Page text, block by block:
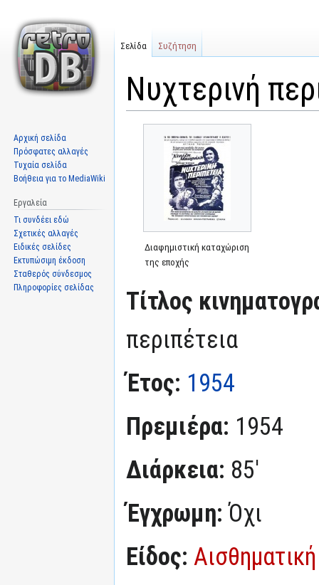
Νυχτερινή
Διαφημιστική καταχώριση
της εποχής
Τίτλος
περιπέτεια
Έτος: 1954
Πρεμιέρα: 1954
Διάρκεια: 85'
Έγχρωμη:Όχι
Είδος: Αισθηματική
Σελίδα Συζήτηση
Αρχική σελίδα
Πρόσφατες αλλαγές
Τυχαία σελίδα
Βοήθεια για το MediaWiki
Εργαλεία
Τι συνδέει εδώ
Σχετικές αλλαγές
Ειδικές σελίδες
Εκτυπώσιμη έκδοση
Σταθερός σύνδεσμος
Πληροφορίες σελίδας